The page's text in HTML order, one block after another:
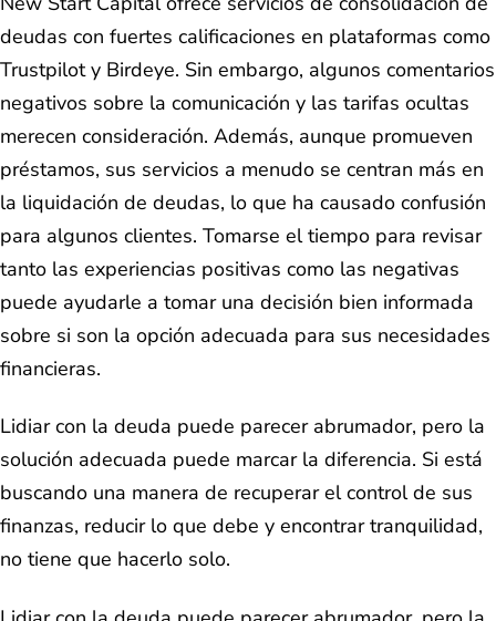
deudas con fuertes calificaciones en plataformas como
Trustpilot y Birdeye. Sin embargo, algunos comentarios
negativos sobre la comunicación y las tarifas ocultas
merecen consideración. Además, aunque promueven
préstamos, sus servicios a menudo se centran más en
la liquidación de deudas, lo que ha causado confusión
para algunos clientes. Tomarse el tiempo para revisar
tanto las experiencias positivas como las negativas
puede ayudarle a tomar una decisión bien informada
sobre si son la opción adecuada para sus necesidades
financieras.
Lidiar con la deuda puede parecer abrumador, pero la
solución adecuada puede marcar la diferencia. Si está
buscando una manera de recuperar el control de sus
finanzas, reducir lo que debe y encontrar tranquilidad,
no tiene que hacerlo solo.